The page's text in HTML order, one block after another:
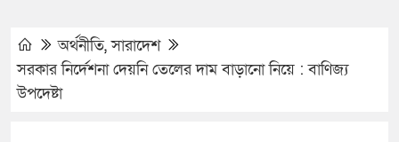
অর্থনীতি,সারাদেশ
সরকার নির্দেশনা দেয়নি তেলের দাম বাড়ানো নিয়ে : বাণিজ্য
উপদেষ্টা